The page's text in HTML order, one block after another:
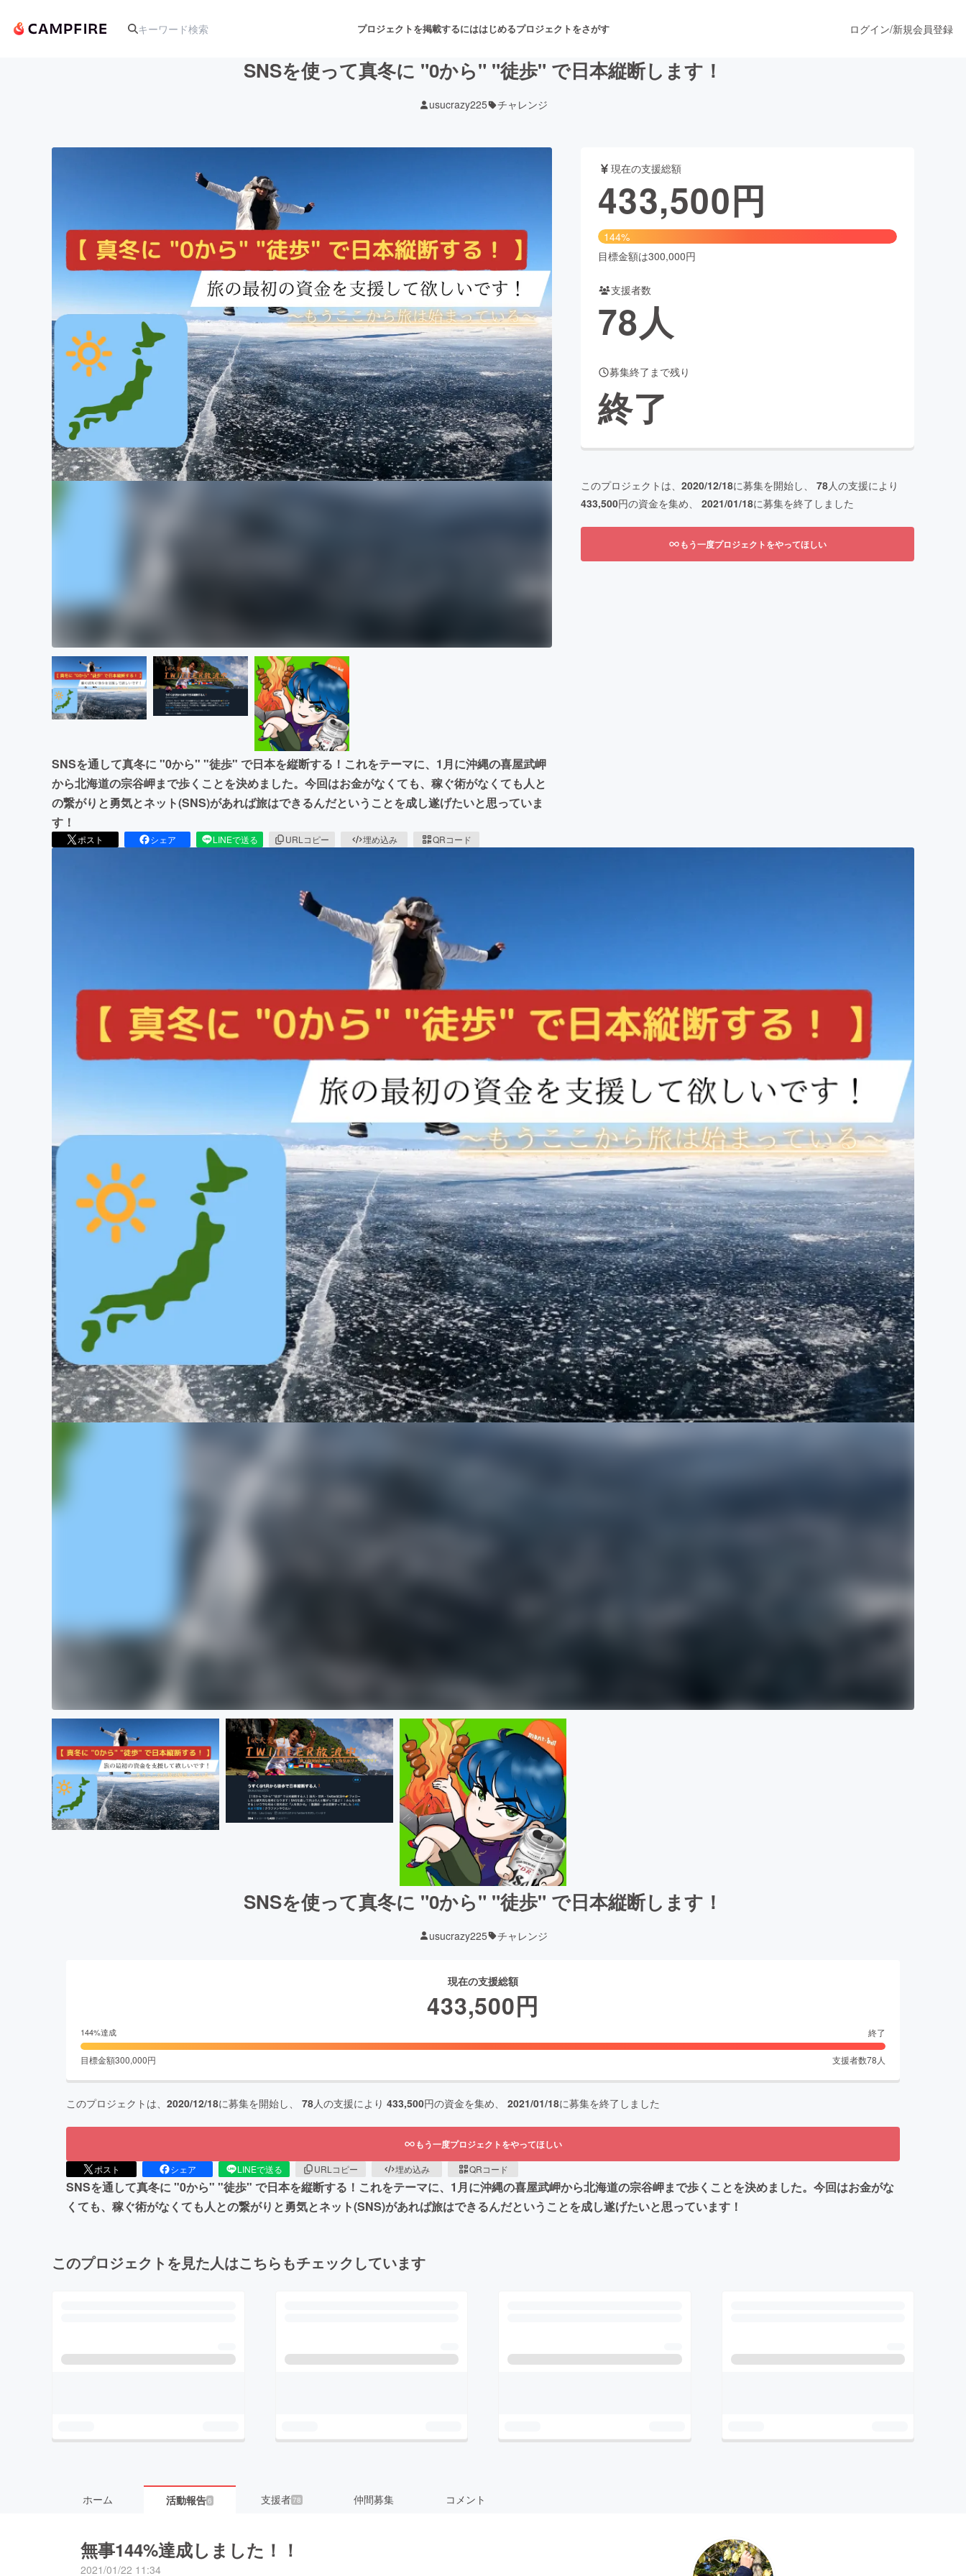
プロジェクトを掲載するにははじめるプロジェクトをさがす
アート・写真 舞台・パフォーマンス
テクノロジー・ガジェット ファッション
映像・映画 書籍・雑誌出版
ビジネス・起業 チャレンジ ビューティー・ヘルスケア
まちづくり・地域活性化
CAMPFIRE for Social GoodCAMPFIRE Creation
CAMPFIREふるさと納税machi-yaコミュニティ
ログイン/新規会員登録
SNSを使って真冬に "0から" "徒歩" で日本縦断します！
usucrazy225 チャレンジ
SNSを通して真冬に "0から" "徒歩" で日本を縦断する！これをテーマに、1月に沖縄の喜屋武岬
から北海道の宗谷岬まで歩くことを決めました。今回はお金がなくても、稼ぐ術がなくても人と
の繋がりと勇気とネット(SNS)があれば旅はできるんだということを成し遂げたいと思っていま
す！
ポスト シェア LINEで送る URLコピー 埋め込み QRコード
現在の支援総額
433,500円
144%
目標金額は300,000円
支援者数
78人
募集終了まで残り
終了
このプロジェクトは、 2020/12/18に募集を開始し、 78人の支援により
433,500円の資金を集め、 2021/01/18に募集を終了しました
もう一度プロジェクトをやってほしい
SNSを使って真冬に "0から" "徒歩" で日本縦断します！
usucrazy225 チャレンジ
現在の支援総額
433,500円
144%達成 終了
目標金額300,000円 支援者数78 人
このプロジェクトは、 2020/12/18に募集を開始し、 78人の支援により 433,500円の資金を集め、 2021/01/18に募集を終了しました
もう一度プロジェクトをやってほしい
ポスト シェア LINEで送る URLコピー 埋め込み QRコード
SNSを通して真冬に "0から" "徒歩" で日本を縦断する！これをテーマに、1月に沖縄の喜屋武岬から北海道の宗谷岬まで歩くことを決めました。今回はお金がな
くても、稼ぐ術がなくても人との繋がりと勇気とネット(SNS)があれば旅はできるんだということを成し遂げたいと思っています！
このプロジェクトを見た人はこちらもチェックしています
ホーム 活動報告6 支援者78 仲間募集 コメント
無事144%達成しました！！
2021/01/22 11:34